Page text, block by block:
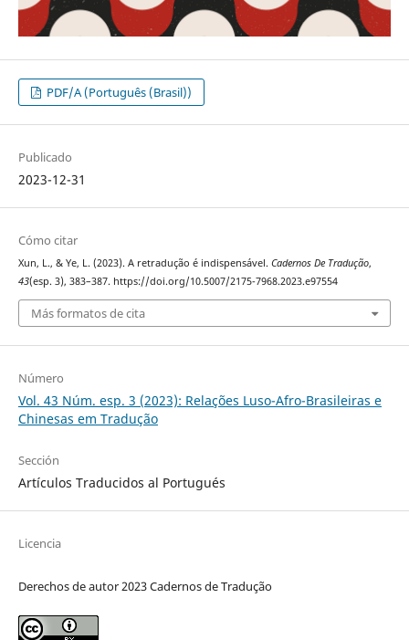
PDF/A (Português (Brasil))
Publicado
2023-12-31
Cómo citar
Xun, L., & Ye, L. (2023). A retradução é indispensável. Cadernos De Tradução,
43(esp. 3), 383–387. https://doi.org/10.5007/2175-7968.2023.e97554
Más formatos de cita
Número
Vol. 43 Núm. esp. 3 (2023): Relações Luso-Afro-Brasileiras e
Chinesas em Tradução
Sección
Artículos Traducidos al Portugués
Licencia
Derechos de autor 2023 Cadernos de Tradução